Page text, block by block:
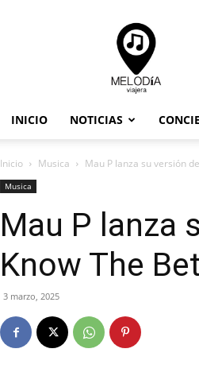
Melodia
Viajera
INICIO NOTICIAS
Inicio Musica Mau P lanza su versión
Musica
Mau P lanza
Know The
3 marzo, 2025